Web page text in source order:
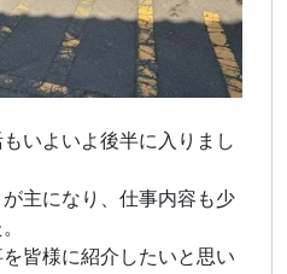
いよいよ後半に入りまし
主になり、仕事内容も少
皆様に紹介したいと思い